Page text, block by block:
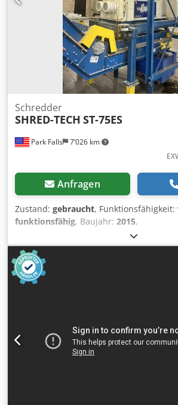
Park Falls 7’026 km
Schredder
SHRED-TECH ST-75ES
Anfragen
Zustand: gebraucht, Funktionsfähigkeit:
funktionsfähig, Baujahr: 2015,
Maschinen-/Fahrzeugnummer:
SHRED-TECH DOPPELWELLEN-
MOTOREN) MODELL ST-75ES BAUJAHR
MOTOREN Chjdpfjxmthrsx Ag Ioa
956mm/37" x 635mm/25"
EINER STANDORTSCHLIESSUNG
IN UNSEREM LAGER IN WISCONSIN.